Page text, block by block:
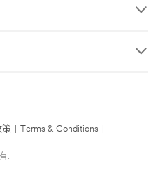
策 Terms & Conditions
.